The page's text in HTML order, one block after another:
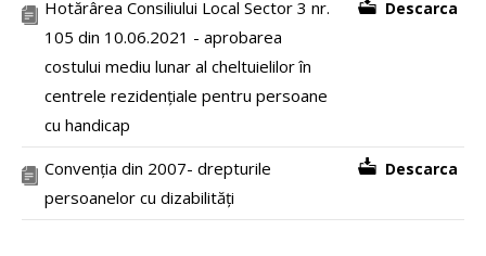
Hotărârea Consiliului Local Sector 3 nr.
105 din 10.06.2021 - aprobarea
costului mediu lunar al cheltuielilor în
centrele rezidențiale pentru persoane
cu handicap
Descarca
Convenția din 2007- drepturile
persoanelor cu dizabilități
Descarca